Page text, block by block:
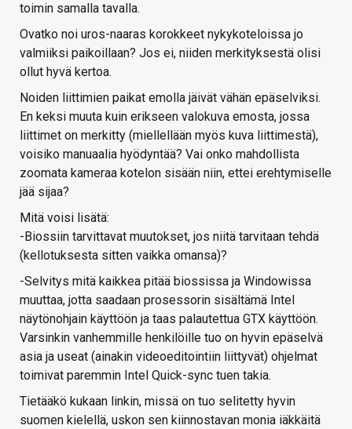
toimin samalla tavalla.
Ovatko noi uros-naaras korokkeet nykykoteloissa jo
valmiiksi paikoillaan? Jos ei, niiden merkityksestä olisi
ollut hyvä kertoa.
Noiden liittimien paikat emolla jäivät vähän epäselviksi.
En keksi muuta kuin erikseen valokuva emosta, jossa
liittimet on merkitty (miellellään myös kuva liittimestä),
voisiko manuaalia hyödyntää? Vai onko mahdollista
zoomata kameraa kotelon sisään niin, ettei erehtymiselle
jää sijaa?
Mitä voisi lisätä:
-Biossiin tarvittavat muutokset, jos niitä tarvitaan tehdä
(kellotuksesta sitten vaikka omansa)?
-Selvitys mitä kaikkea pitää biossissa ja Windowissa
muuttaa, jotta saadaan prosessorin sisältämä Intel
näytönohjain käyttöön ja taas palautettua GTX käyttöön.
Varsinkin vanhemmille henkilöille tuo on hyvin epäselvä
asia ja useat (ainakin videoeditointiin liittyvät) ohjelmat
toimivat paremmin Intel Quick-sync tuen takia.
Tietääkö kukaan linkin, missä on tuo selitetty hyvin
suomen kielellä, uskon sen kiinnostavan monia iäkkäitä